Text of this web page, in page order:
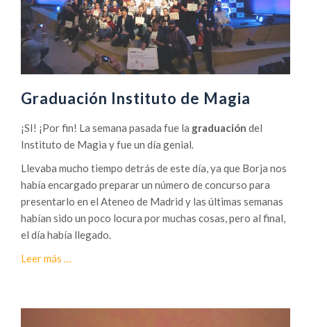
Graduación Instituto de Magia
¡SI! ¡Por fin! La semana pasada fue la graduación del
Instituto de Magia y fue un día genial.
Llevaba mucho tiempo detrás de este día, ya que Borja nos
había encargado preparar un número de concurso para
presentarlo en el Ateneo de Madrid y las últimas semanas
habían sido un poco locura por muchas cosas, pero al final,
el día había llegado.
Leer más
r
…